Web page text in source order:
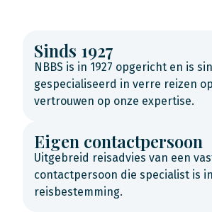
Sinds 1927
NBBS is in 1927 opgericht en is
gespecialiseerd in verre reizen
vertrouwen op onze expertise.
Eigen contactpersoon
Uitgebreid reisadvies van een
contactpersoon die specialist is
reisbestemming.